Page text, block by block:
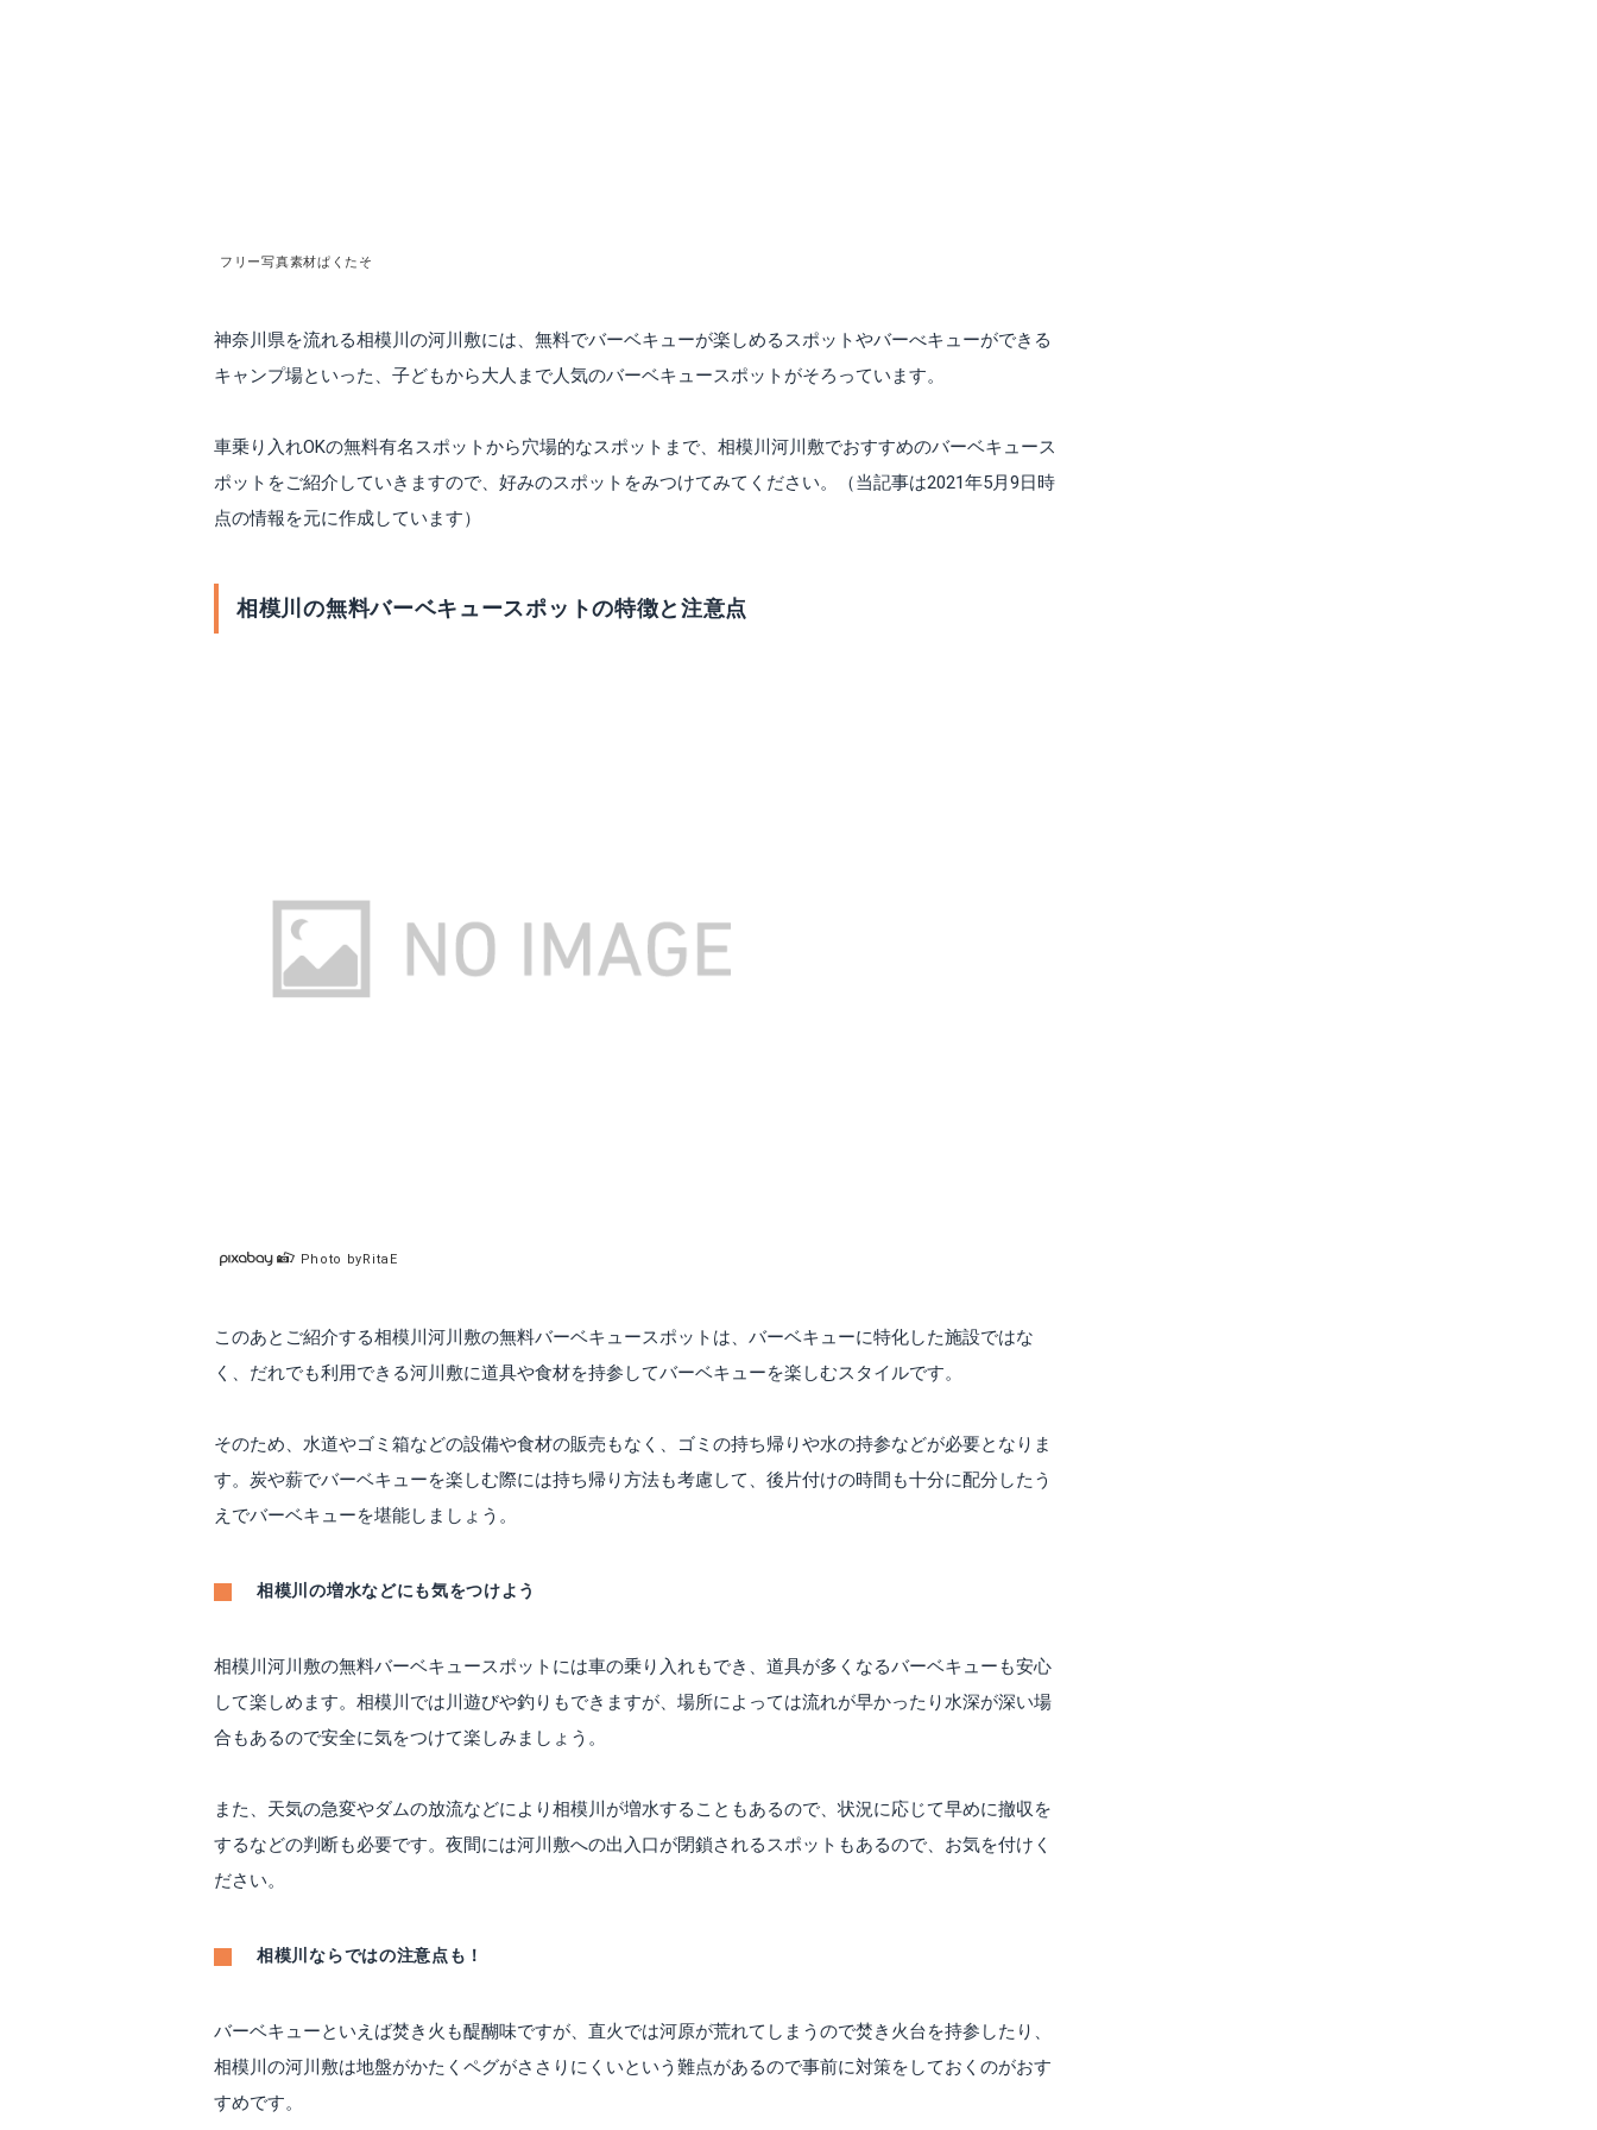
フリー写真素材ぱくたそ
神奈川県を流れる相模川の河川敷には、無料でバーベキューが楽しめるスポットやバーべキューができる
キャンプ場といった、子どもから大人まで人気のバーベキュースポットがそろっています。
車乗り入れOKの無料有名スポットから穴場的なスポットまで、相模川河川敷でおすすめのバーベキュース
ポットをご紹介していきますので、好みのスポットをみつけてみてください。（当記事は2021年5月9日時
点の情報を元に作成しています）
相模川の無料バーベキュースポットの特徴と注意点
Photo byRitaE
このあとご紹介する相模川河川敷の無料バーベキュースポットは、バーベキューに特化した施設ではな
く、だれでも利用できる河川敷に道具や食材を持参してバーベキューを楽しむスタイルです。
そのため、水道やゴミ箱などの設備や食材の販売もなく、ゴミの持ち帰りや水の持参などが必要となりま
す。炭や薪でバーベキューを楽しむ際には持ち帰り方法も考慮して、後片付けの時間も十分に配分したう
えでバーベキューを堪能しましょう。
相模川の増水などにも気をつけよう
相模川河川敷の無料バーベキュースポットには車の乗り入れもでき、道具が多くなるバーベキューも安心
して楽しめます。相模川では川遊びや釣りもできますが、場所によっては流れが早かったり水深が深い場
合もあるので安全に気をつけて楽しみましょう。
また、天気の急変やダムの放流などにより相模川が増水することもあるので、状況に応じて早めに撤収を
するなどの判断も必要です。夜間には河川敷への出入口が閉鎖されるスポットもあるので、お気を付けく
ださい。
相模川ならではの注意点も！
バーベキューといえば焚き火も醍醐味ですが、直火では河原が荒れてしまうので焚き火台を持参したり、
相模川の河川敷は地盤がかたくペグがささりにくいという難点があるので事前に対策をしておくのがおす
すめです。